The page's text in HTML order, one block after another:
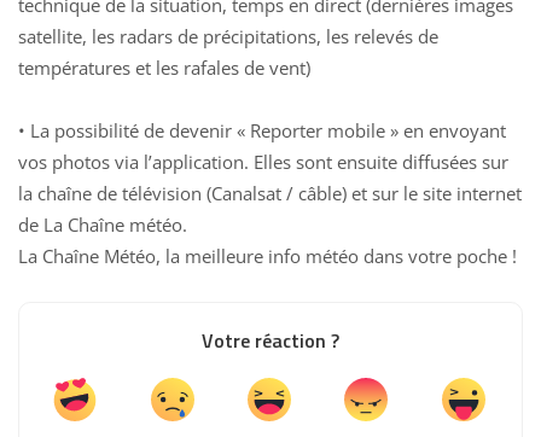
technique de la situation, temps en direct (dernières images
satellite, les radars de précipitations, les relevés de
températures et les rafales de vent)
• La possibilité de devenir « Reporter mobile » en envoyant
vos photos via l’application. Elles sont ensuite diffusées sur
la chaîne de télévision (Canalsat / câble) et sur le site internet
de La Chaîne météo.
La Chaîne Météo, la meilleure info météo dans votre poche !
Votre réaction ?